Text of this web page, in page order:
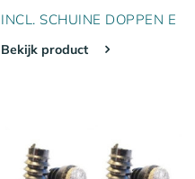
INCL. SCHUINE DOPPEN E
Bekijk product